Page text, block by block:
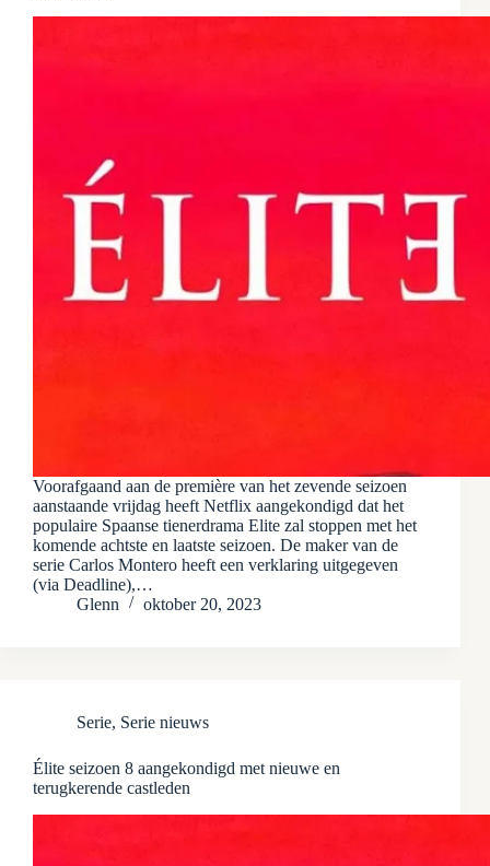
Voorafgaand aan de première van het zevende seizoen
aanstaande vrijdag heeft Netflix aangekondigd dat het
populaire Spaanse tienerdrama Elite zal stoppen met het
komende achtste en laatste seizoen. De maker van de
serie Carlos Montero heeft een verklaring uitgegeven
(via Deadline),…
Glenn
oktober 20, 2023
Serie, Serie nieuws
Élite seizoen 8 aangekondigd met nieuwe en
terugkerende castleden